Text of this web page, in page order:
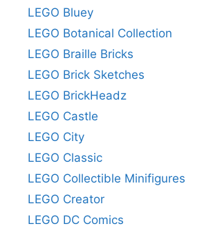
LEGO Bluey
LEGO Botanical Collection
LEGO Braille Bricks
LEGO Brick Sketches
LEGO BrickHeadz
LEGO Castle
LEGO City
LEGO Classic
LEGO Collectible Minifigures
LEGO Creator
LEGO DC Comics